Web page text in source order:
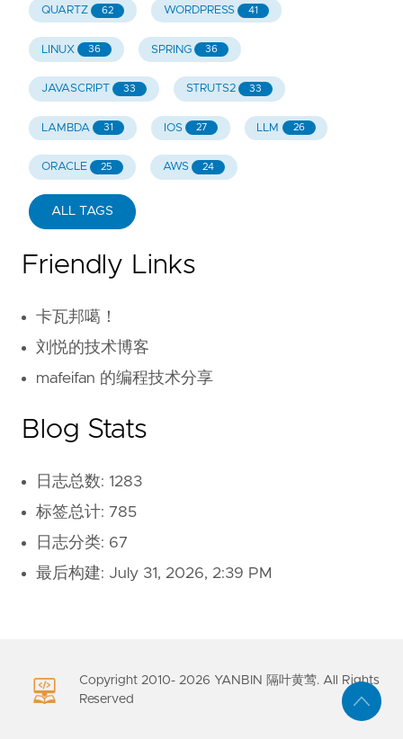
QUARTZ 62 WORDPRESS 41
LINUX 36 SPRING 36
JAVASCRIPT 33 STRUTS2 33
LAMBDA 31 IOS 27 LLM 26
ORACLE 25 AWS 24
ALL TAGS
Friendly Links
卡瓦邦噶！
刘悦的技术博客
mafeifan 的编程技术分享
Blog Stats
日志总数: 1283
标签总计: 785
日志分类: 67
最后构建: July 31, 2026, 2:39 PM
Copyright 2010- 2026 YANBIN 隔叶黄莺. All Rights
Reserved